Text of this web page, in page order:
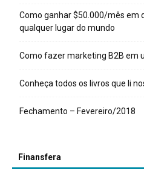
Como ganhar $50.000/mês em
qualquer lugar do mundo
Como fazer marketing B2B em
Conheça todos os livros que li
Fechamento – Fevereiro/2018
Finansfera